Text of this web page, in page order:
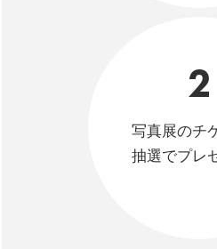
2
写真展のチ
抽選でプレ